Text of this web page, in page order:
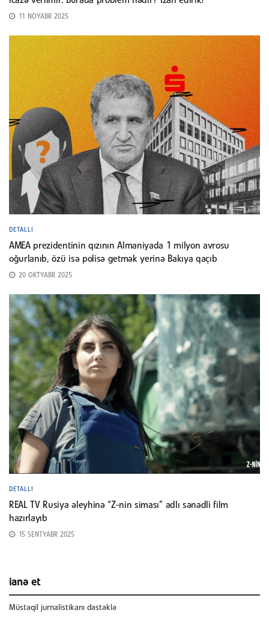
11 NOYABR 2025
DETALLI
AMEA prezidentinin qızının Almaniyada 1 milyon avrosu
oğurlanıb, özü isə polisə getmək yerinə Bakıya qaçıb
20 OKTYABR 2025
DETALLI
REAL TV Rusiya əleyhinə “Z-nin siması” adlı sənədli film
hazırlayıb
15 SENTYABR 2025
ianə et
Müstəqil jurnalistikanı dəstəklə